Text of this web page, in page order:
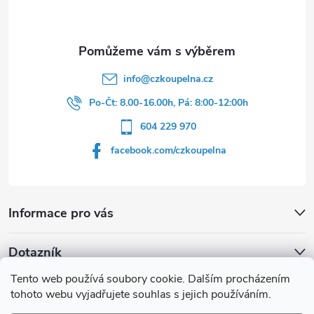
Tento web používá soubory cookie. Dalším procházením
tohoto webu vyjadřujete souhlas s jejich používáním.
u
Informace pro vás
info@czkoupelna.cz
Po-Čt: 8.00-16.00h, Pá: 8:00-12:00h
604 229 970
facebook.com/czkoupelna
Dotazník
Líbí se vám u sprchového koutu rám barvě